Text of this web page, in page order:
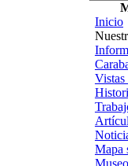
Inicio
Vistas
Mapa